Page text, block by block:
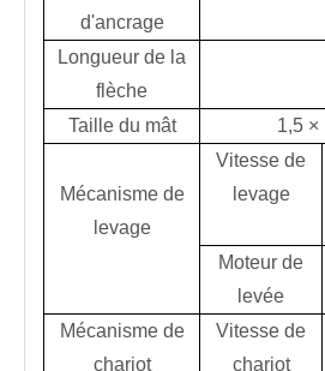
d'ancrage
Longueur de la
flèche
Taille du mât 1,5 ×
Mécanisme de
levage
Vitesse de
levage
Moteur de
levée
Mécanisme de
chariot
Vitesse de
chariot